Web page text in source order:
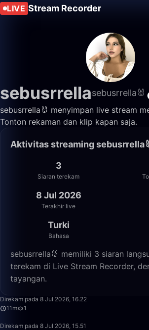
LIVE Stream Recorder
sebusrrellasebusrrella🐰
sebusrrella🐰 menyimpan live stream
Tonton rekaman dan klip kapan saja.
Aktivitas streaming
3
Siaran terekam
8 Jul 2026
Terakhir live
Turki
Bahasa
sebusrrella🐰 memiliki 3 siaran
terekam di Live Stream Recorder,
tayangan.
Direkam pada 8 Jul 2026, 16.22
11m
1
Direkam pada 8 Jul 2026, 15.51